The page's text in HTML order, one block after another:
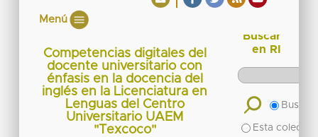
Menú
Competencias digitales del
docente universitario con
énfasis en la docencia del
inglés en la Licenciatura en
Lenguas del Centro
Universitario UAEM
"Texcoco"
Buscar
en RI
Buscar
Esta